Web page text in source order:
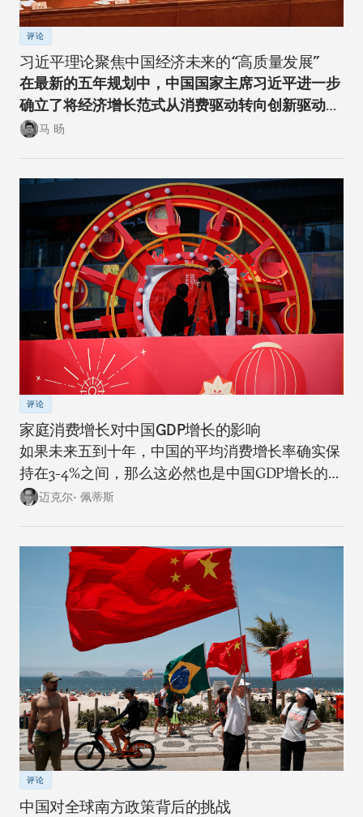
评论
习近平理论聚焦中国经济未来的“高质量发展”
在最新的五年规划中，中国国家主席习近平进一步
确立了将经济增长范式从消费驱动转向创新驱动的
经济转型方向。
马 旸
评论
家庭消费增长对中国GDP增长的影响
如果未来五到十年，中国的平均消费增长率确实保
持在3-4%之间，那么这必然也是中国GDP增长的上
限。迈克尔• 佩蒂斯
评论
中国对全球南方政策背后的挑战